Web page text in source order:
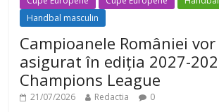
Handbal masculin
Campioanele României
asigurat în ediția 2027-
Champions League
21/07/2026 Redactia 0